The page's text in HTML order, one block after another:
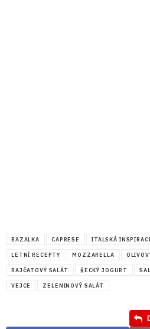
BAZALKA CAPRESE ITALSKÁ
LETNÍ RECEPTY MOZZARELLA
RAJČATOVÝ SALÁT ŘECKÝ JOGURT
VEJCE ZELENINOVÝ SALÁT